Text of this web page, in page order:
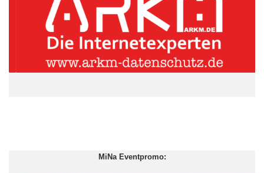
220, vertreten.
ARKM.marketing
MiNa Eventpromo: